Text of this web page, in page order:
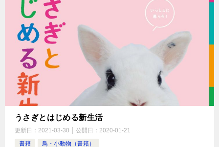
うさぎとはじめる新生活
更新日： 2021-03-30 公開日： 2020-01-21
書籍
鳥・小動物（書籍）